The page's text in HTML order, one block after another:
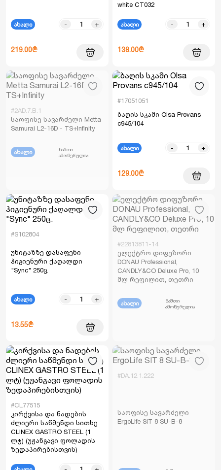
ახალი - +
219.00₾
white CT032
ახალი - +
138.00₾
#2AD.7.B.1
საოფისე სავარძელი Metta
Samurai L2-16D - TS+Infinity
ახალი
ნაშთი
ამოწურულია
#17051051
ბაღის სკამი Olsa Provans
c945/104
ახალი - +
129.00₾
#S102804
უნიტაზზე დასაფენი
ჰიგიენური ქაღალდი
"Sync" 250ც.
ახალი - +
13.55₾
#22813811-14
ელექტრო დიფუზორი
DONAU Professional,
CANDLY&CO Deluxe Pro, 10
მლ რეფილით, თეთრი
ახალი
ნაშთი
ამოწურულია
#CL77515
კირქვისა და ნადების
ძლიერი საწმენდი სითხე
CLINEX GASTRO STEEL (1
ლტ) (უჟანგავი ფოლადის
ზედაპირებისთვის)
#DA.12.1.222
საოფისე სავარძელი
ErgoLife SIT 8 SU-B-8